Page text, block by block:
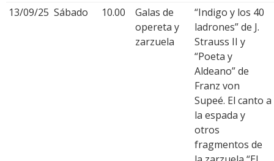
13/09/25 Sábado 10.00
Galas de
opereta y
zarzuela
“Indigo y los 40
ladrones” de J.
Strauss II y
“Poeta y
Aldeano” de
Franz von
Supeé. El canto a
la espada y
otros
fragmentos de